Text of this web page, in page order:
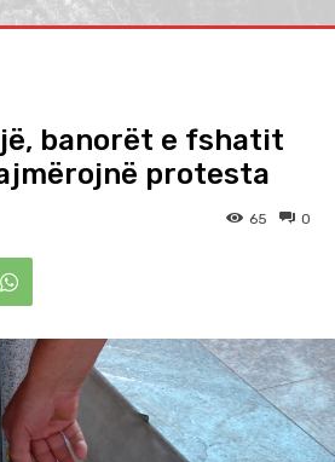
banorët e fshatit
protesta
0
65